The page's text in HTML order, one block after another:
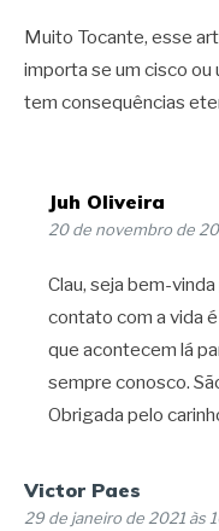
Muito Tocante, esse
importa se um cisco ou
tem consequências
Juh Oliveira
20 de novembro de
Clau, seja bem-
contato com a vida
que acontecem lá
sempre conosco.
Obrigada pelo
Victor Paes
29 de janeiro de 2021 às